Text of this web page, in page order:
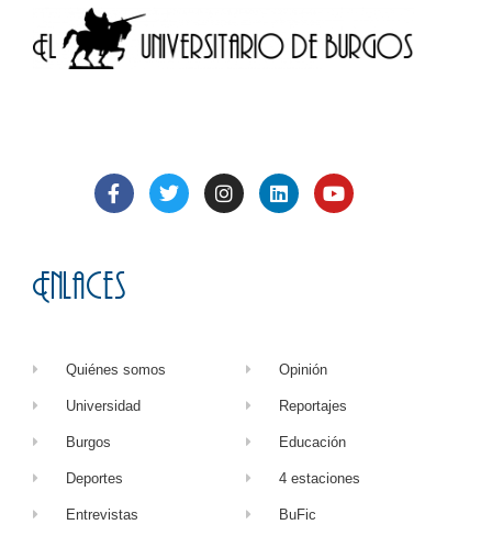
Enlaces
Quiénes somos
Universidad
Burgos
Deportes
Entrevistas
Opinión
Reportajes
Educación
4 estaciones
BuFic